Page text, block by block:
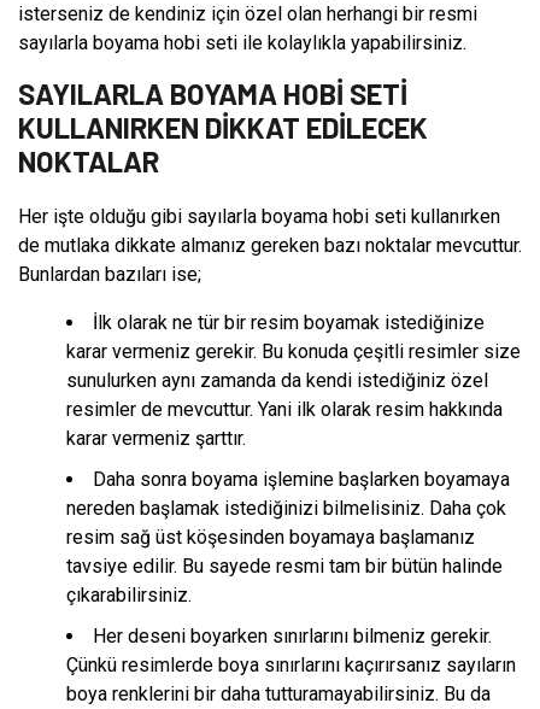
isterseniz de kendiniz için özel olan herhangi bir resmi
sayılarla boyama hobi seti ile kolaylıkla yapabilirsiniz.
SAYILARLA BOYAMA HOBİ SETİ
KULLANIRKEN DİKKAT EDİLECEK
NOKTALAR
Her işte olduğu gibi sayılarla boyama hobi seti kullanırken
de mutlaka dikkate almanız gereken bazı noktalar mevcuttur.
Bunlardan bazıları ise;
İlk olarak ne tür bir resim boyamak istediğinize
karar vermeniz gerekir. Bu konuda çeşitli resimler size
sunulurken aynı zamanda da kendi istediğiniz özel
resimler de mevcuttur. Yani ilk olarak resim hakkında
karar vermeniz şarttır.
Daha sonra boyama işlemine başlarken boyamaya
nereden başlamak istediğinizi bilmelisiniz. Daha çok
resim sağ üst köşesinden boyamaya başlamanız
tavsiye edilir. Bu sayede resmi tam bir bütün halinde
çıkarabilirsiniz.
Her deseni boyarken sınırlarını bilmeniz gerekir.
Çünkü resimlerde boya sınırlarını kaçırırsanız sayıların
boya renklerini bir daha tutturamayabilirsiniz. Bu da